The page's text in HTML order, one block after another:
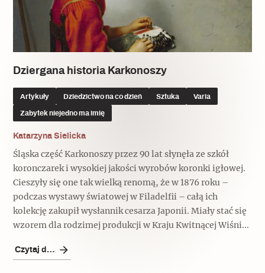
Memento dla modernizmu
Zabytek niejedno ma imię
Popularne
Niewykonalne? Nie dla Wawelu
Archeologia
Popularne
Dziergana historia Karkonoszy
Artykuły Dziedzictwo na co dzień Sztuka Varia
Zabytek niejedno ma imię
Katarzyna Sielicka
Śląska część Karkonoszy przez 90 lat słynęła ze szkół
koronczarek i wysokiej jakości wyrobów koronki igłowej.
Cieszyły się one tak wielką renomą, że w 1876 roku –
podczas wystawy światowej w Filadelfii – całą ich
kolekcję zakupił wysłannik cesarza Japonii. Miały stać się
wzorem dla rodzimej produkcji w Kraju Kwitnącej Wiśni...
Czytaj dalej